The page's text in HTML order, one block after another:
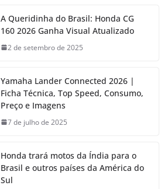
A Queridinha do Brasil: Honda CG
160 2026 Ganha Visual Atualizado
2 de setembro de 2025
Yamaha Lander Connected 2026 |
Ficha Técnica, Top Speed, Consumo,
Preço e Imagens
7 de julho de 2025
Honda trará motos da Índia para o
Brasil e outros países da América do
Sul